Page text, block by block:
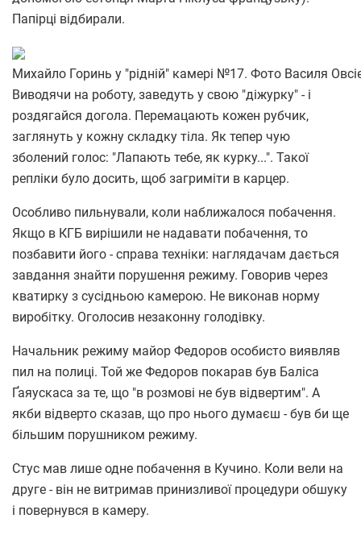
Папірці відбирали.
Михайло Горинь у "рідній" камері №17. Фото Василя
Виводячи на роботу, заведуть у свою "діжурку" - і
роздягайся догола. Перемацають кожен рубчик,
заглянуть у кожну складку тіла. Як тепер чую
зболений голос: "Лапають тебе, як курку...". Такої
репліки було досить, щоб загриміти в карцер.
Особливо пильнували, коли наближалося побачення.
Якщо в КГБ вирішили не надавати побачення, то
позбавити його - справа техніки: наглядачам дається
завдання знайти порушення режиму. Говорив через
кватирку з сусідньою камерою. Не виконав норму
виробітку. Оголосив незаконну голодівку.
Начальник режиму майор Федоров особисто виявляв
пил на полиці. Той же Федоров покарав був Баліса
Ґаяускаса за те, що "в розмові не був відвертим". А
якби відверто сказав, що про нього думаєш - був би ще
більшим порушником режиму.
Стус мав лише одне побачення в Кучино. Коли вели на
друге - він не витримав принизливої процедури обшуку
і повернувся в камеру.